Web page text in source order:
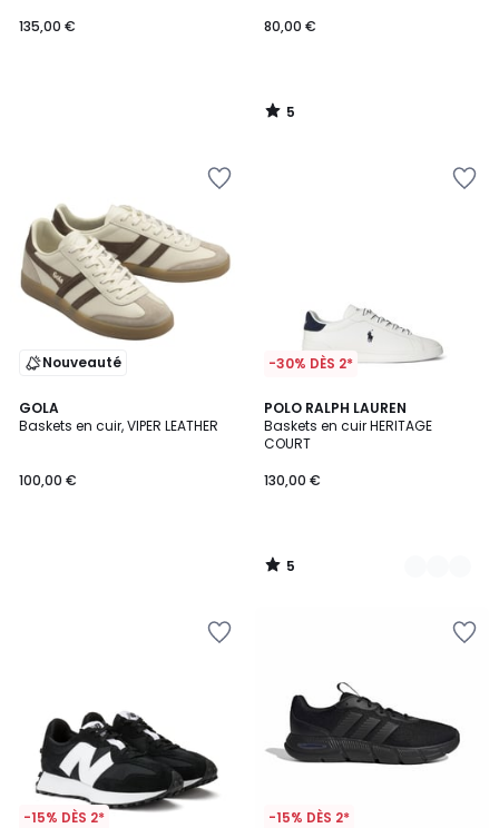
135,00 €
80,00 €
5
/
Nouveauté
GOLA
Baskets en cuir, VIPER LEATHER
100,00 €
-30% DÈS 2*
POLO RALPH LAUREN
Baskets en cuir HERITAGE
COURT
130,00 €
5
/
5
2
Couleurs
5
/
-15% DÈS 2* -15% DÈS 2*